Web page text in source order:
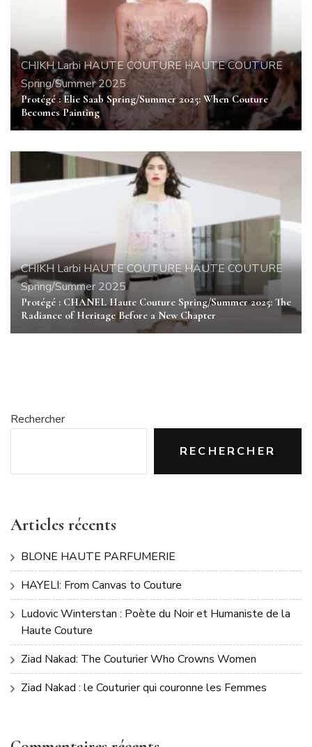
CHIKH Larbi HAUTE COUTUREHAUTE COUTURE
Spring/Summer 2025
Protégé : Elie Saab Spring/Summer 2025: When Couture
Becomes Painting
CHIKH LarbiHAUTE COUTUREHAUTE COUTURE
Spring/Summer 2025
Protégé : CHANEL Haute Couture Spring/Summer 2025: The
Radiance of Heritage Before a New Chapter
Rechercher
RECHERCHER
Articles récents
BLONE HAUTE PARFUMERIE
HAYELI: From Canvas to Couture
Ludovic Winterstan : Poète du Noir et Humaniste de la
Haute Couture
Ziad Nakad: The Couturier Who Crowns Women
Ziad Nakad : le Couturier qui couronne les Femmes